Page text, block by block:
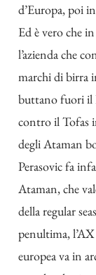
d’Europa, poi
Ed è vero che
l’azienda che
marchi di birra
buttano fuori il
contro il Tofas
degli Ataman
Perasovic fa
Ataman, che
della regular
penultima,
europea va in